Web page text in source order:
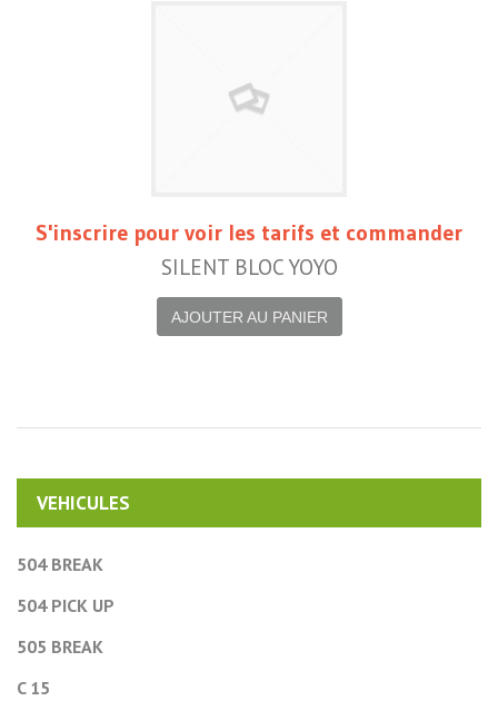
S'inscrire pour voir les tarifs et commander
SILENT BLOC YOYO
AJOUTER AU PANIER
VEHICULES
504 BREAK
504 PICK UP
505 BREAK
C 15